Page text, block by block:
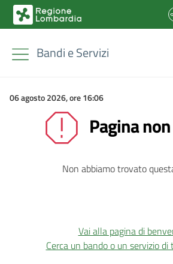
Bandi e Servizi
06 agosto 2026, ore 16:06
Pagina
Non abbiamo trovato
Vai alla pagina di
Cerca un bando o un servizio